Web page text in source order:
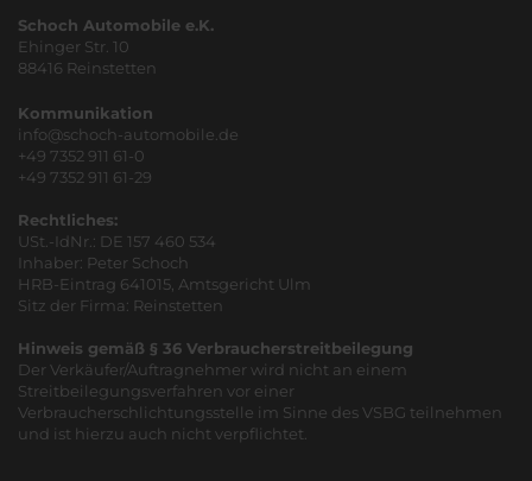
Schoch Automobile e.K.
Ehinger Str. 10
88416 Reinstetten
Kommunikation
info@schoch-automobile.de
+49 7352 911 61-0
+49 7352 911 61-29
Rechtliches:
USt.-IdNr.: DE 157 460 534
Inhaber: Peter Schoch
HRB-Eintrag 641015, Amtsgericht Ulm
Sitz der Firma: Reinstetten
Hinweis gemäß § 36 Verbraucherstreitbeilegung
Der Verkäufer/Auftragnehmer wird nicht an einem
Streitbeilegungsverfahren vor einer
Verbraucherschlichtungsstelle im Sinne des VSBG teilnehmen
und ist hierzu auch nicht verpflichtet.